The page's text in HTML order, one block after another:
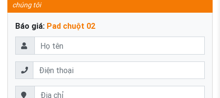
chúng tôi
Báo giá: Pad chuột 02